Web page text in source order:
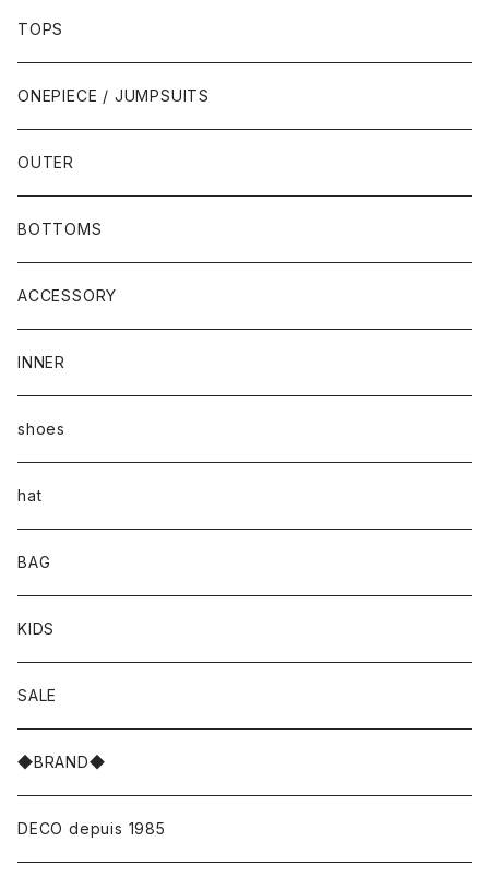
TOPS
ONEPIECE / JUMPSUITS
OUTER
BOTTOMS
ACCESSORY
INNER
shoes
hat
BAG
KIDS
SALE
◆BRAND◆
DECO depuis 1985